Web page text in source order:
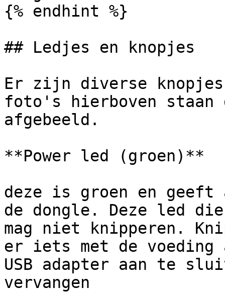
{% endhint %}
## Ledjes en knopjes
Er zijn diverse
foto's hierboven staan
afgebeeld.
**Power led (groen)**
deze is groen en
de dongle. Deze led
mag niet knipperen.
er iets met de voeding
USB adapter aan te
vervangen